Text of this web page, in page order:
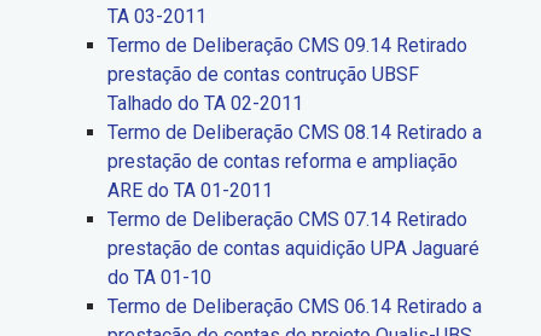
TA 03-2011
Termo de Deliberação CMS 09.14 Retirado
prestação de contas contrução UBSF
Talhado do TA 02-2011
Termo de Deliberação CMS 08.14 Retirado a
prestação de contas reforma e ampliação
ARE do TA 01-2011
Termo de Deliberação CMS 07.14 Retirado
prestação de contas aquidição UPA Jaguaré
do TA 01-10
Termo de Deliberação CMS 06.14 Retirado a